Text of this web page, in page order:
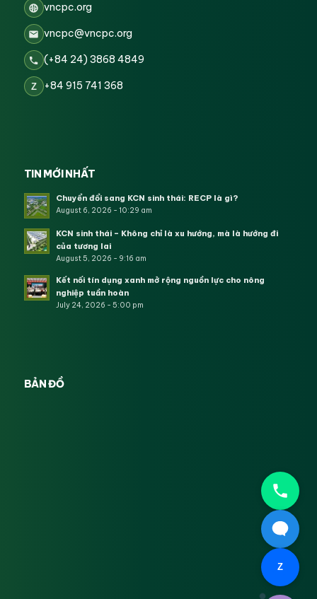
vncpc.org
vncpc@vncpc.org
(+84 24) 3868 4849
Z +84 915 741 368
TIN MỚI NHẤT
Chuyển đổi sang KCN sinh thái: RECP là gì?
August 6, 2026 - 10:29 am
KCN sinh thái – Không chỉ là xu hướng, mà là hướng đi
của tương lai
August 5, 2026 - 9:16 am
Kết nối tín dụng xanh mở rộng nguồn lực cho nông
nghiệp tuần hoàn
July 24, 2026 - 5:00 pm
BẢN ĐỒ
Z